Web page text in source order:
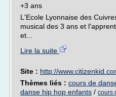
+3 ans
L'Ecole Lyonnaise des
musical des 3 ans et
et...
Lire la suite
Site : http://
Thèmes liés : cours de
danse hip hop enfants / cours